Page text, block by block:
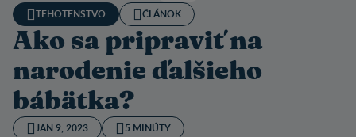
TEHOTENSTVO ČLÁNOK
Ako sa pripraviť na
narodenie ďalšieho
bábätka?
JAN 9, 2023 5 MINÚTY